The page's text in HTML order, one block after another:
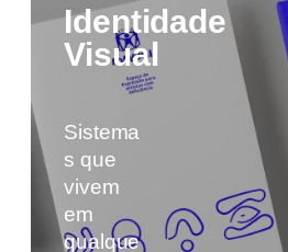
Identidade
Visual
Sistema
s que
vivem
em
qualque